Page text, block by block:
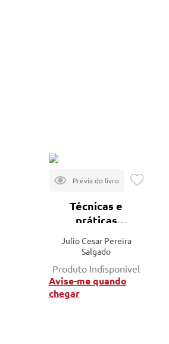
Técnicas e
práticas
construtivas para
edificação - 4ª ed.
Julio Cesar Pereira
Salgado
Produto Indisponível
Avise-me quando
chegar